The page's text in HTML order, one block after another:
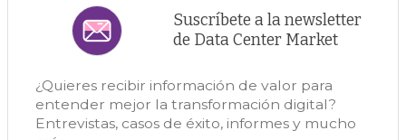
Suscríbete a la newsletter
de Data Center Market
¿Quieres recibir información de valor para
entender mejor la transformación digital?
Entrevistas, casos de éxito, informes y mucho